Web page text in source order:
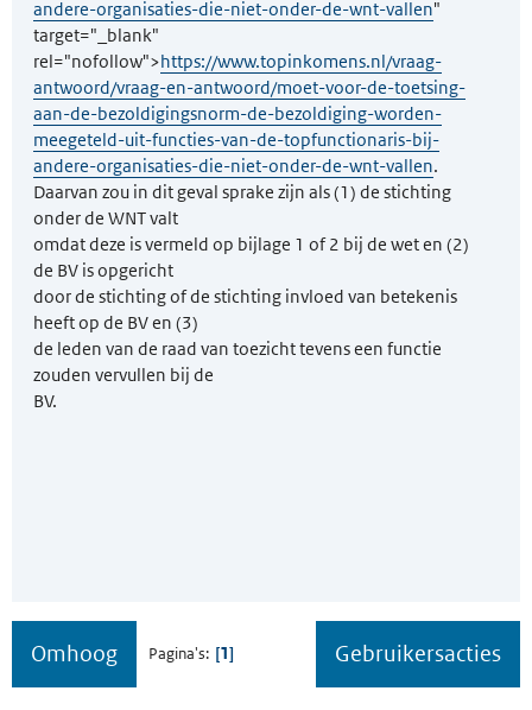
andere-organisaties-die-niet-onder-de-wnt-vallen"
target="_blank"
rel="nofollow">https://www.topinkomens.nl/vraag-
antwoord/vraag-en-antwoord/moet-voor-de-toetsing-
aan-de-bezoldigingsnorm-de-bezoldiging-worden-
meegeteld-uit-functies-van-de-topfunctionaris-bij-
andere-organisaties-die-niet-onder-de-wnt-vallen.
Daarvan zou in dit geval sprake zijn als (1) de stichting
onder de WNT valt
omdat deze is vermeld op bijlage 1 of 2 bij de wet en (2)
de BV is opgericht
door de stichting of de stichting invloed van betekenis
heeft op de BV en (3)
de leden van de raad van toezicht tevens een functie
zouden vervullen bij de
BV.
Omhoog Pagina's 1 Gebruikersacties